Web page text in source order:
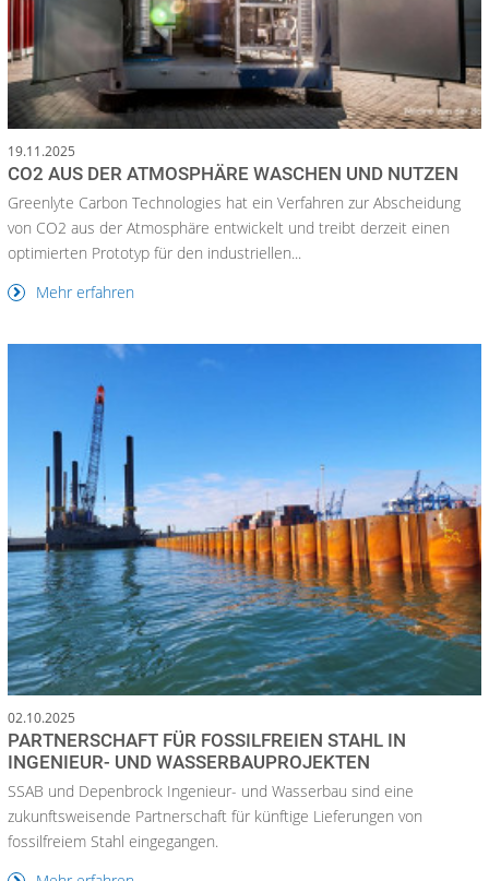
19.11.2025
CO2 AUS DER ATMOSPHÄRE WASCHEN UND NUTZEN
Greenlyte Carbon Technologies hat ein Verfahren zur Abscheidung
von CO2 aus der Atmosphäre entwickelt und treibt derzeit einen
optimierten Prototyp für den industriellen...
Mehr erfahren
02.10.2025
PARTNERSCHAFT FÜR FOSSILFREIEN STAHL IN
INGENIEUR- UND WASSERBAUPROJEKTEN
SSAB und Depenbrock Ingenieur- und Wasserbau sind eine
zukunftsweisende Partnerschaft für künftige Lieferungen von
fossilfreiem Stahl eingegangen.